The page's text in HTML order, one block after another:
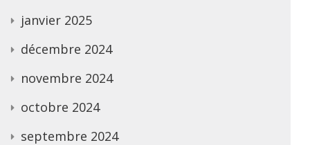
janvier 2025
décembre 2024
novembre 2024
octobre 2024
septembre 2024